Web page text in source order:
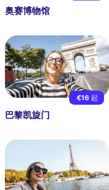
奥赛博物馆
€16 起
巴黎凯旋门